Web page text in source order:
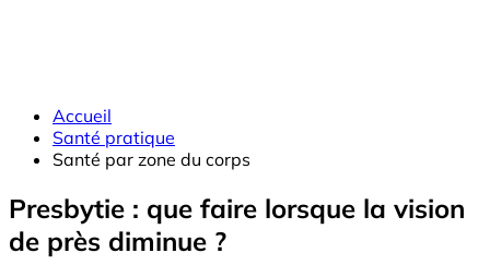
Accueil
Santé pratique
Santé par zone du corps
Presbytie : que faire lorsque la vision
de près diminue ?